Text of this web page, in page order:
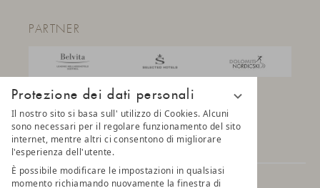
Protezione dei dati personali
Il nostro sito si basa sull' utilizzo di Cookies. Alcuni
sono necessari per il regolare funzionamento del sito
internet, mentre altri ci consentono di migliorare
l'esperienza dell'utente.
È possibile modificare le impostazioni in qualsiasi
momento richiamando nuovamente la finestra di
PARTNER